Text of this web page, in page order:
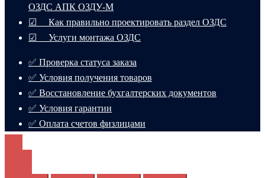
ОЗДС АПК ОЗДУ-М
☑ Как правильно проектировать раздел ОЗДС
☑ Услуги монтажа ОЗДС
✅ Проверка статуса заказа
✅ Условия получения товаров
✅ Восстановление бухгалтерских документов
✅ Условия гарантии
✅ Оплата счетов физлицами